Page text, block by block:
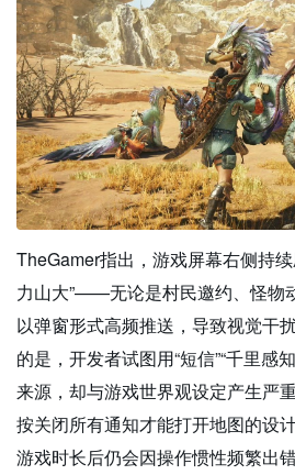
TheGamer指出，游戏屏幕右侧持
力山大”——无论是村民邀约、怪物
以弹窗形式高频推送，导致视觉干
的是，开发者试图用“短信”“千里感
来源，却与游戏世界观设定产生严
按关闭所有通知才能打开地图的设
游戏时长后仍会因操作惯性频繁出